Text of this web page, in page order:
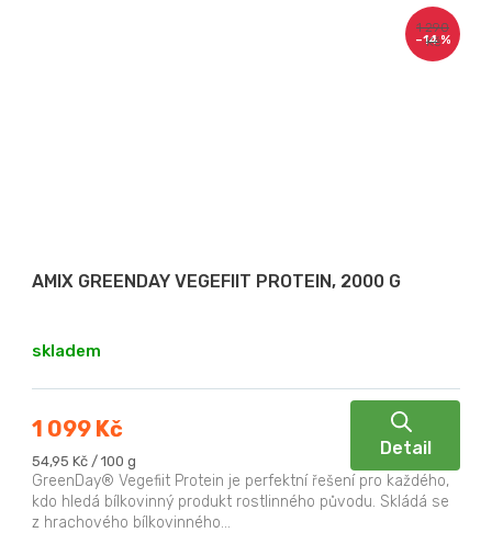
1 290
Kč
–14 %
AMIX GREENDAY VEGEFIIT PROTEIN, 2000 G
skladem
1 099 Kč
Měrná
cena:
54,95 Kč / 100 g
Detail
GreenDay® Vegefiit Protein je perfektní řešení pro každého,
kdo hledá bílkovinný produkt rostlinného původu. Skládá se
z hrachového bílkovinného...